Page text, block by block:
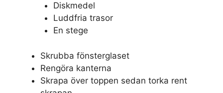
Diskmedel
Luddfria trasor
En stege
Skrubba fönsterglaset
Rengöra kanterna
Skrapa över toppen sedan torka rent